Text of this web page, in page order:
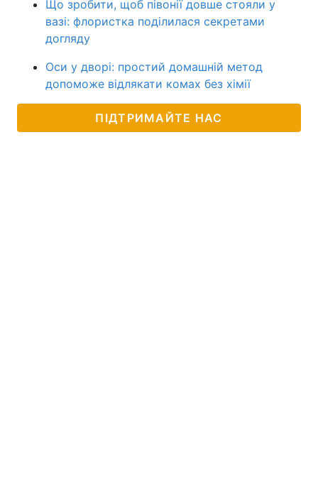
Що зробити, щоб півонії довше стояли у
вазі: флористка поділилася секретами
догляду
Оси у дворі: простий домашній метод
допоможе відлякати комах без хімії
ПІДТРИМАЙТЕ НАС